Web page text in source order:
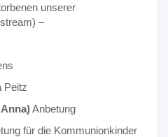
unserer
–
Peitz
Anbetung
für die Kommunionkinder